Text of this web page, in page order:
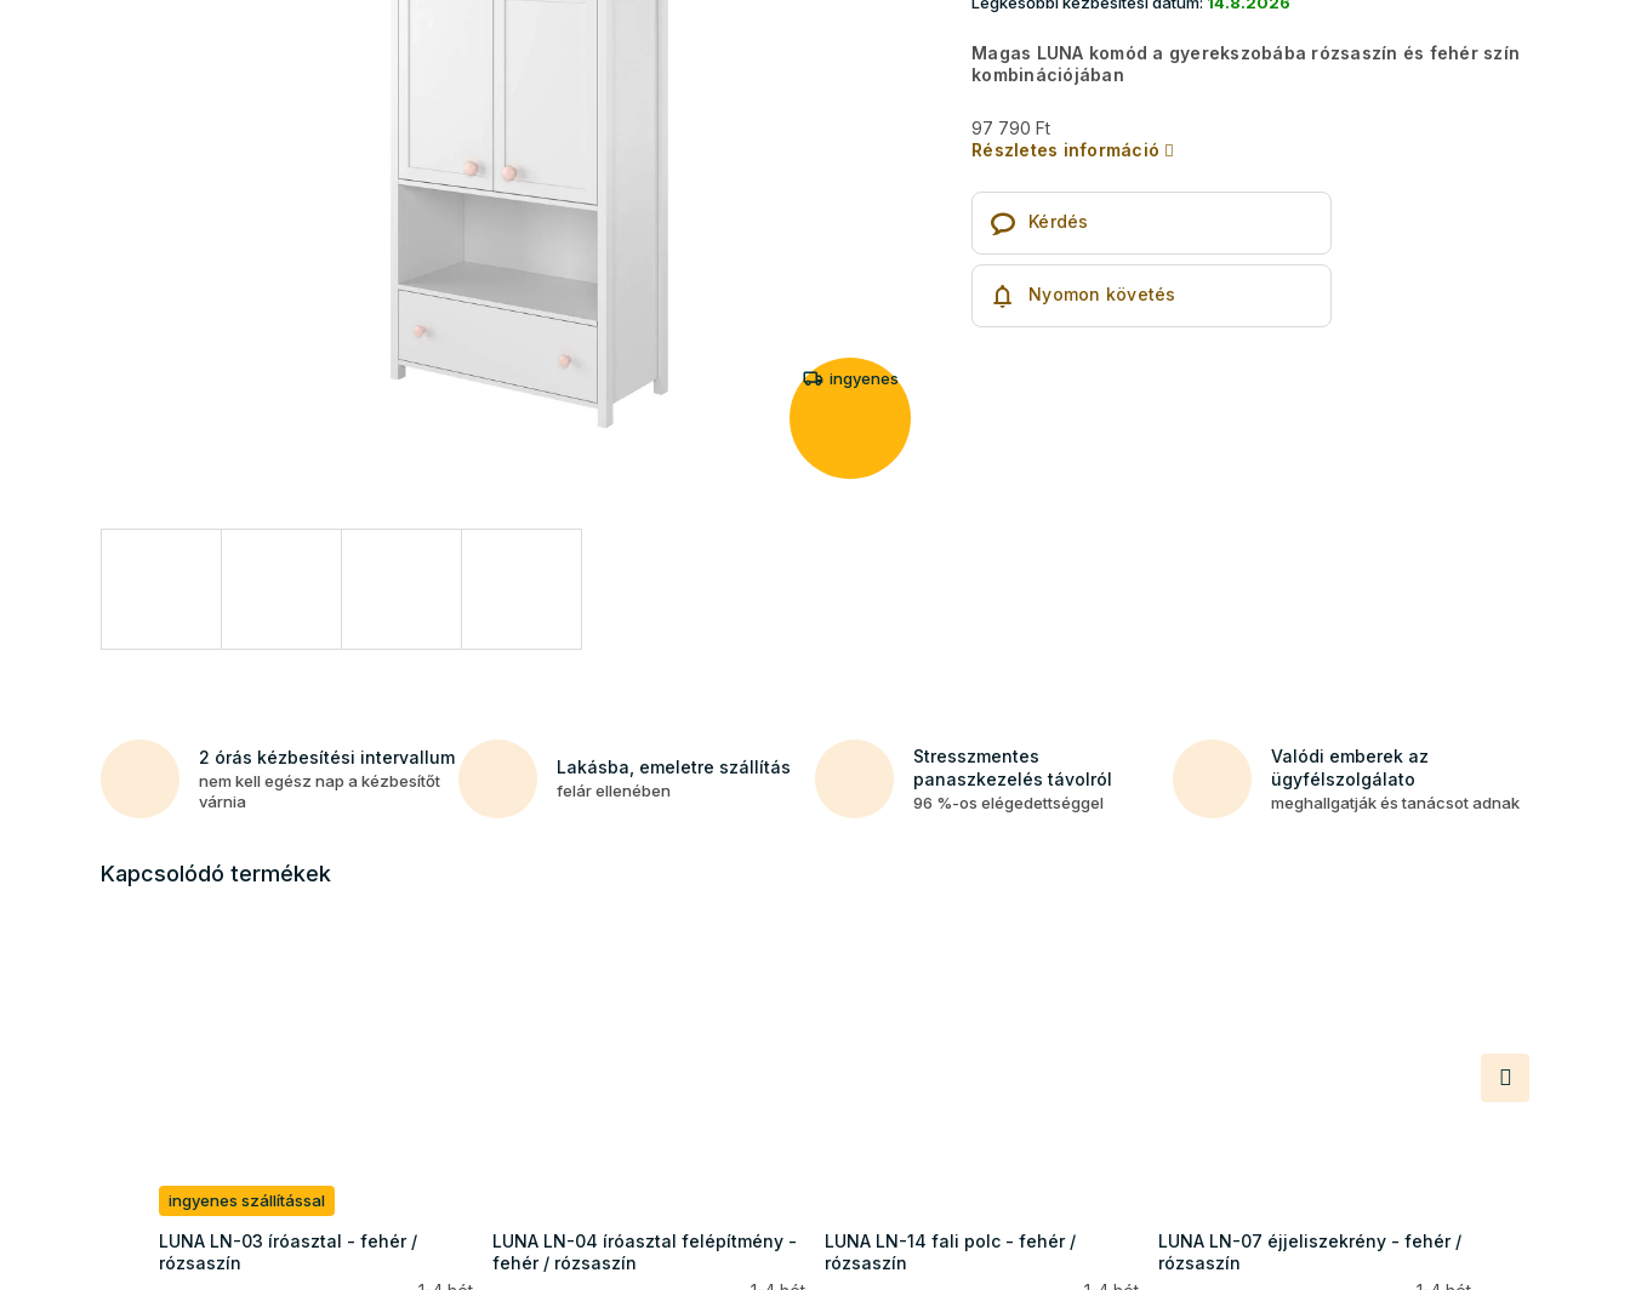
ingyenes
Magas LUNA komód a gyerekszobába rózsaszín és fehér szín
kombinációjában
97 790 Ft
Részletes információ
Kérdés
Nyomon követés
2 órás kézbesítési intervallum
nem kell egész nap a kézbesítőt
várnia
Lakásba, emeletre szállítás
felár ellenében
Stresszmentes
panaszkezelés távolról
96 %-os elégedettséggel
Valódi emberek az
ügyfélszolgálato
meghallgatják és tanácsot adnak
Kapcsolódó termékek
ingyenes szállítással
LUNA LN-03 íróasztal - fehér /
rózsaszín
LUNA LN-04 íróasztal felépítmény -
fehér / rózsaszín
LUNA LN-14 fali polc - fehér /
rózsaszín
LUNA LN-07 éjjeliszekrény - fehér /
rózsaszín
termék